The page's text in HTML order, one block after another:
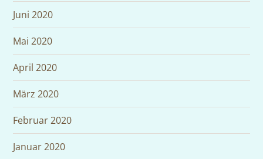
Juni 2020
Mai 2020
April 2020
März 2020
Februar 2020
Januar 2020